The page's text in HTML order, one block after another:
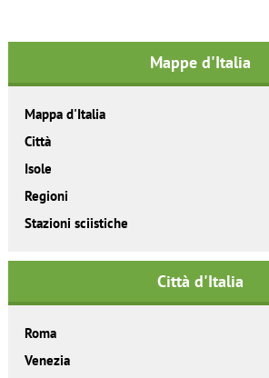
Mappe d'Italia
Mappa d'Italia
Città
Isole
Regioni
Stazioni sciistiche
Città d'Italia
Roma
Venezia